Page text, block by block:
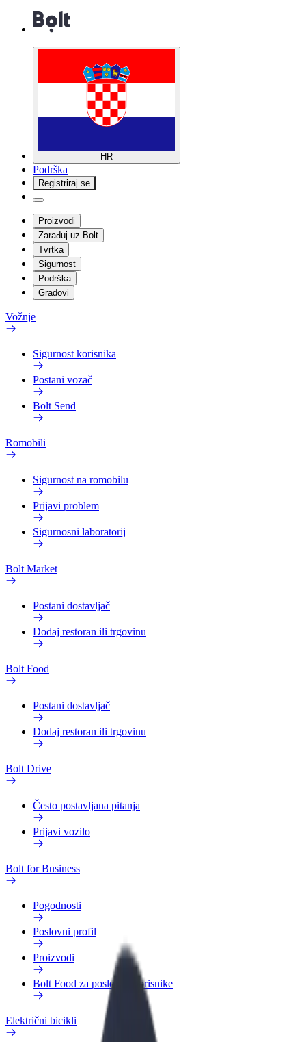
HR
Podrška
Registriraj se
Proizvodi
Zarađuj uz Bolt
Tvrtka
Sigurnost
Podrška
Gradovi
Vožnje
Sigurnost korisnika
Postani vozač
Bolt Send
Romobili
Sigurnost na romobilu
Prijavi problem
Sigurnosni laboratorij
Bolt Market
Postani dostavljač
Dodaj restoran ili trgovinu
Bolt Food
Postani dostavljač
Dodaj restoran ili trgovinu
Bolt Drive
Često postavljana pitanja
Prijavi vozilo
Bolt for Business
Pogodnosti
Poslovni profil
Proizvodi
Bolt Food za poslovne korisnike
Električni bicikli